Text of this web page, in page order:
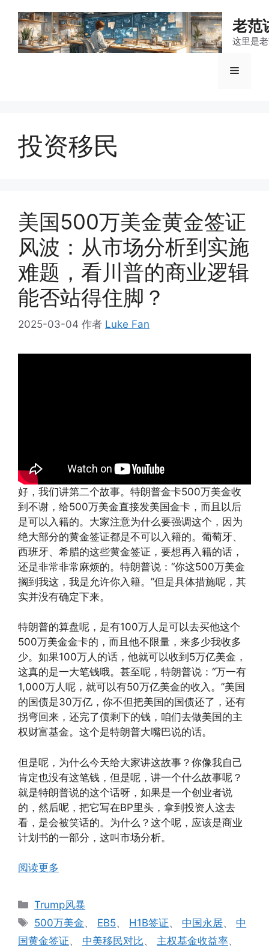
老范
这里是
菜
投资移民
美国500万美金黄金签证
风波：从市场分析到实施
难题，看川普的商业逻辑
能否站得住脚？
2025-03-04 作者 Luke Fan
好，我们讲第二个故事。特朗普金卡500万美金收
到不谢，给500万美金直接发美国金卡，而且以后
是可以入籍的。大家注意为什么要强调这个，因为
绝大部分的黄金签证都是不可以入籍的。葡萄牙、
西班牙、希腊的这些黄金签证，要想再入籍的话，
还是非常非常麻烦的。特朗普说：“你这500万美金
搁到我这，我是允许你入籍。”但是具体措施呢，其
实并没有确定下来。
特朗普的算盘呢，是有100万人是可以去买他这个
500万美金金卡的，而且他不限量，来多少我收多
少。如果100万人的话，他就可以收到5万亿美金，
这真的是一大笔钱哦。甚至呢，特朗普说：“万一有
1,000万人呢，就可以有50万亿美金的收入。”美国
的国债是30万亿，你不但把美国的国债还了，还有
拐弯回来，还完了债剩下的钱，咱们去做美国的主
权财富基金。这个是特朗普大嘴巴说的话。
但是呢，为什么今天给大家讲这故事？你像我自己
肯定也没有这笔钱，但是呢，讲一个什么故事呢？
就是特朗普说的这个话呀，如果是一个创业者说
的，然后呢，把它写在BP里头，拿到投资人这去
看，是会被笑话的。为什么？这个呢，应该是商业
计划书的一部分，这叫市场分析。
阅读更多
分
类
Trump风暴
标
签
500万美金、 EB5、 H1B签证、 中国永居、 中
国黄金签证、 中美移民对比、 主权基金收益率、